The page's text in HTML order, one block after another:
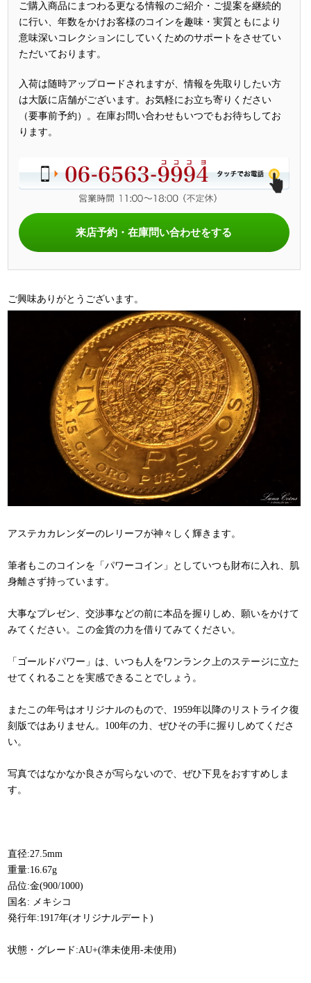
ご購入商品にまつわる更なる情報のご紹介・ご提案を継続的
に行い、年数をかけお客様のコインを趣味・実質ともにより
意味深いコレクションにしていくためのサポートをさせてい
ただいております。
入荷は随時アップロードされますが、情報を先取りしたい方
は大阪に店舗がございます。お気軽にお立ち寄りください
（要事前予約）。在庫お問い合わせもいつでもお待ちしてお
ります。
来店予約・在庫問い合わせをする
ご興味ありがとうございます。
アステカカレンダーのレリーフが神々しく輝きます。
筆者もこのコインを「パワーコイン」としていつも財布に入れ、肌
身離さず持っています。
大事なプレゼン、交渉事などの前に本品を握りしめ、願いをかけて
みてください。この金貨の力を借りてみてください。
「ゴールドパワー」は、いつも人をワンランク上のステージに立た
せてくれることを実感できることでしょう。
またこの年号はオリジナルのもので、1959年以降のリストライク復
刻版ではありません。100年の力、ぜひその手に握りしめてくださ
い。
写真ではなかなか良さが写らないので、ぜひ下見をおすすめしま
す。
直径:27.5mm
重量:16.67g
品位:金(900/1000)
国名: メキシコ
発行年:1917年(オリジナルデート)
状態・グレード:AU+(準未使用-未使用)